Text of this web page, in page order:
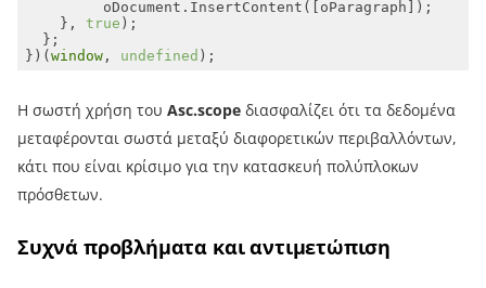
    },
true
})( window, undefined );
Η σωστή χρήση του Asc.scope διασφαλίζει ότι τα δεδομένα
μεταφέρονται σωστά μεταξύ διαφορετικών περιβαλλόντων,
κάτι που είναι κρίσιμο για την κατασκευή πολύπλοκων
πρόσθετων.
Συχνά προβλήματα και αντιμετώπιση